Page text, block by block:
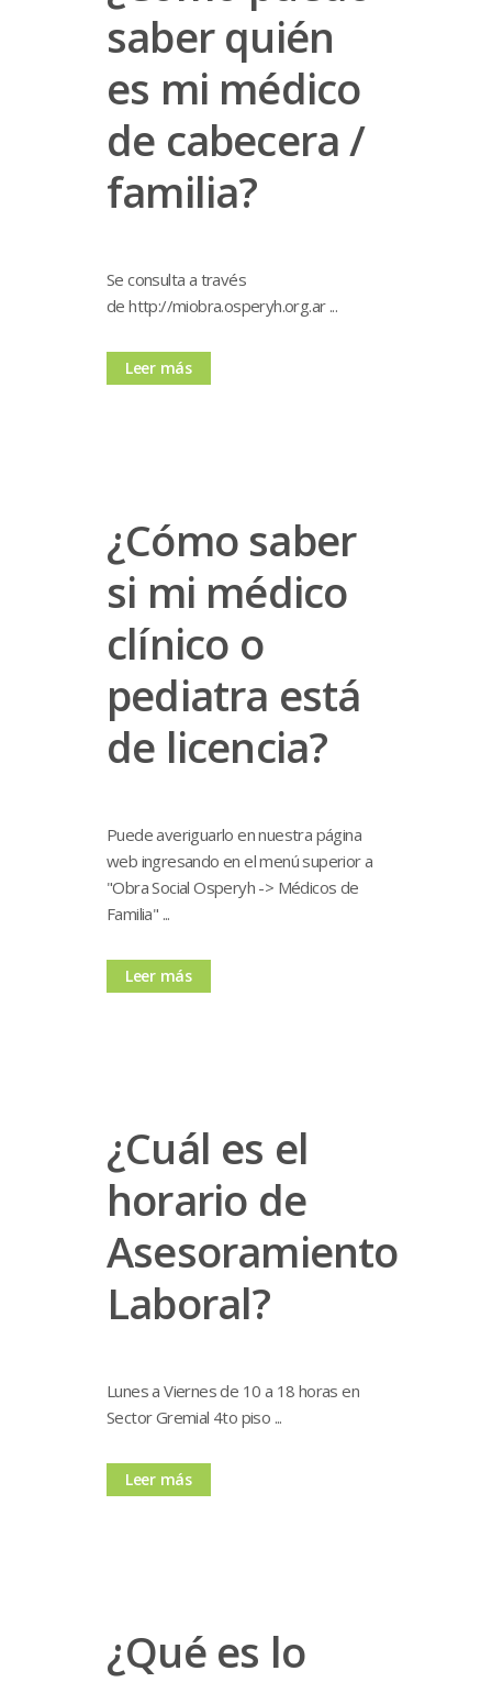
saber quién
es mi médico
de cabecera /
familia?
Se consulta a través
de http://miobra.osperyh.org.ar ...
Leer más
¿Cómo saber
si mi médico
clínico o
pediatra está
de licencia?
Puede averiguarlo en nuestra página
web ingresando en el menú superior a
"Obra Social Osperyh -> Médicos de
Familia" ...
Leer más
¿Cuál es el
horario de
Asesoramiento
Laboral?
Lunes a Viernes de 10 a 18 horas en
Sector Gremial 4to piso ...
Leer más
¿Qué es lo